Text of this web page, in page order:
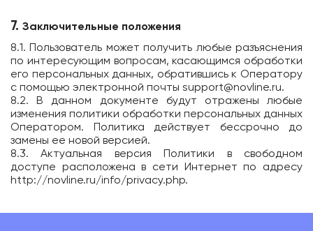
7. Заключительные положения
8.1. Пользователь может получить любые разъяснения
по интересующим вопросам, касающимся обработки
его персональных данных, обратившись к Оператору
с помощью электронной почты support@novline.ru.
8.2. В данном документе будут отражены любые
изменения политики обработки персональных данных
Оператором. Политика действует бессрочно до
замены ее новой версией.
8.3. Актуальная версия Политики в свободном
доступе расположена в сети Интернет по адресу
http://novline.ru/info/privacy.php.